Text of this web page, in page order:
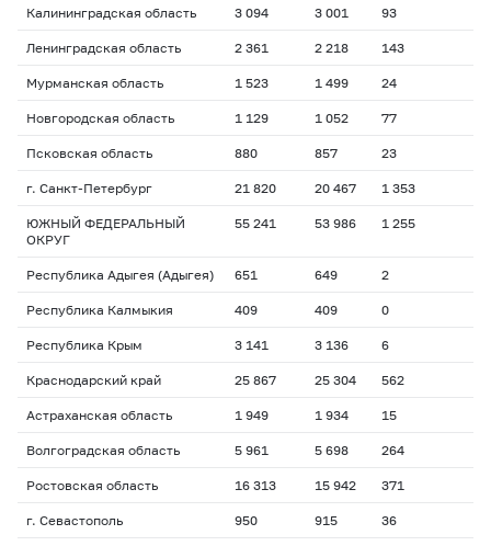
Калининградская область 3 094 3 001 93
Ленинградская область 2 361 2 218 143
Мурманская область 1 523 1 499 24
Новгородская область 1 129 1 052 77
Псковская область 880 857 23
г. Санкт-Петербург 21 820 20 467 1 353
ЮЖНЫЙ ФЕДЕРАЛЬНЫЙ
ОКРУГ
55 241 53 986 1 255
Республика Адыгея (Адыгея) 651 649 2
Республика Калмыкия 409 409 0
Республика Крым 3 141 3 136 6
Краснодарский край 25 867 25 304 562
Астраханская область 1 949 1 934 15
Волгоградская область 5 961 5 698 264
Ростовская область 16 313 15 942 371
г. Севастополь 950 915 36